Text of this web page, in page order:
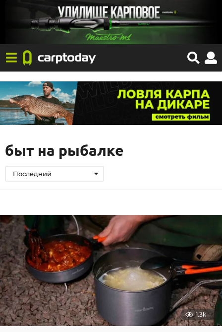
быт на рыбалке
Последний
1.3k